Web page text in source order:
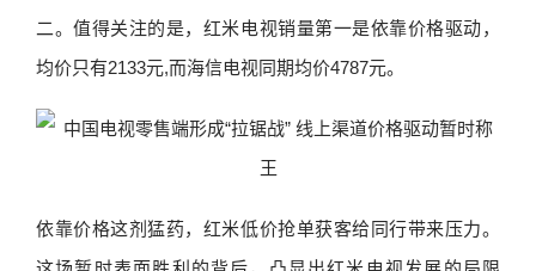
二。值得关注的是，红米电视销量第一是依靠价格驱动，
均价只有2133元,而海信电视同期均价4787元。
依靠价格这剂猛药，红米低价抢单获客给同行带来压力。